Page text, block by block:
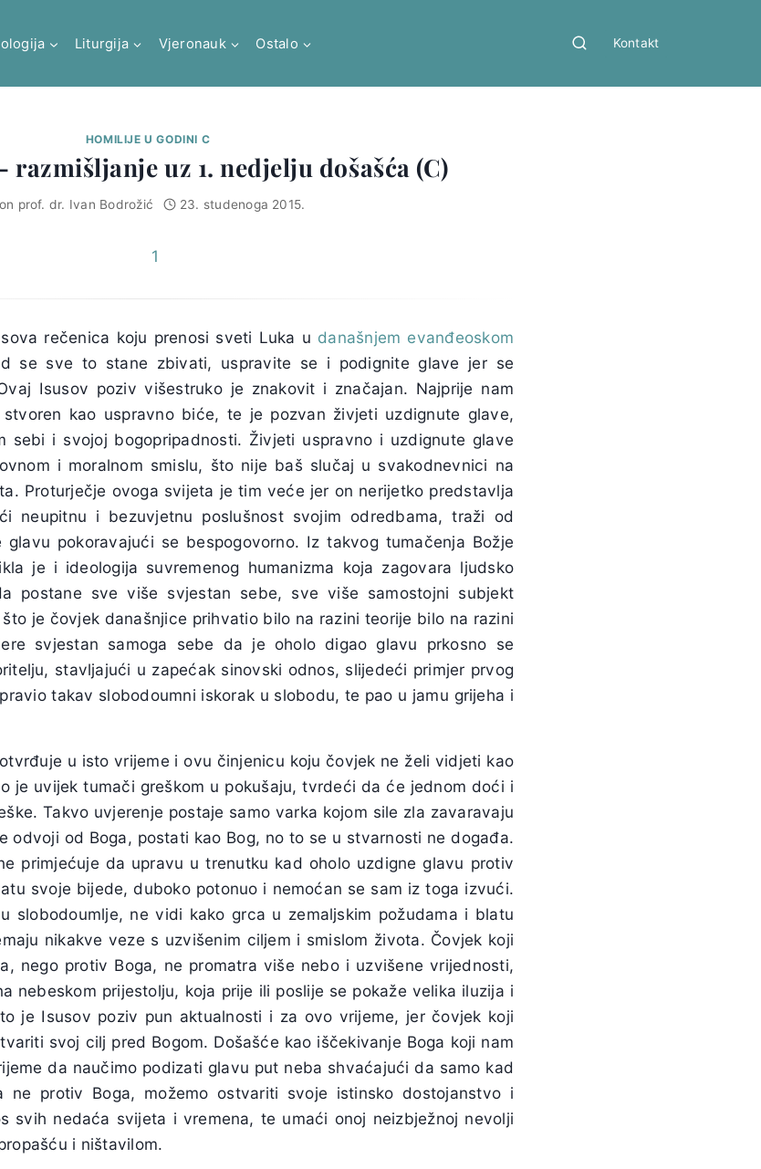
Liturgija Vjeronauk Ostalo Kontakt
HOMILIJE U GODINI C
razmišljanje uz 1. nedjelju došašća (C)
prof. dr. Ivan Bodrožić 23. studenoga 2015.
rečenica koju prenosi sveti Luka u današnjem evanđeoskom
se sve to stane zbivati, uspravite se i podignite glave jer se
Isusov poziv višestruko je znakovit i značajan. Najprije nam
kao uspravno biće, te je pozvan živjeti uzdignute glave,
sebi i svojoj bogopripadnosti. Živjeti uspravno i uzdignute glave
i moralnom smislu, što nije baš slučaj u svakodnevnici na
Proturječje ovoga svijeta je tim veće jer on nerijetko predstavlja
neupitnu i bezuvjetnu poslušnost svojim odredbama, traži od
pokoravajući se bespogovorno. Iz takvog tumačenja Božje
je i ideologija suvremenog humanizma koja zagovara ljudsko
postane sve više svjestan sebe, sve više samostojni subjekt
je čovjek današnjice prihvatio bilo na razini teorije bilo na razini
svjestan samoga sebe da je oholo digao glavu prkosno se
stavljajući u zapećak sinovski odnos, slijedeći primjer prvog
takav slobodoumni iskorak u slobodu, te pao u jamu grijeha i
u isto vrijeme i ovu činjenicu koju čovjek ne želi vidjeti kao
je uvijek tumači greškom u pokušaju, tvrdeći da će jednom doći i
Takvo uvjerenje postaje samo varka kojom sile zla zavaravaju
odvoji od Boga, postati kao Bog, no to se u stvarnosti ne događa.
primjećuje da upravu u trenutku kad oholo uzdigne glavu protiv
svoje bijede, duboko potonuo i nemoćan se sam iz toga izvući.
slobodoumlje, ne vidi kako grca u zemaljskim požudama i blatu
nikakve veze s uzvišenim ciljem i smislom života. Čovjek koji
nego protiv Boga, ne promatra više nebo i uzvišene vrijednosti,
nebeskom prijestolju, koja prije ili poslije se pokaže velika iluzija i
je Isusov poziv pun aktualnosti i za ovo vrijeme, jer čovjek koji
svoj cilj pred Bogom. Došašće kao iščekivanje Boga koji nam
da naučimo podizati glavu put neba shvaćajući da samo kad
ne protiv Boga, možemo ostvariti svoje istinsko dostojanstvo i
svih nedaća svijeta i vremena, te umaći onoj neizbježnoj nevolji
i ništavilom.